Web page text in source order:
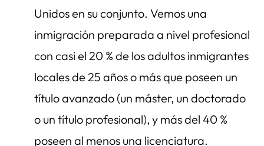
Unidos en su conjunto. Vemos una
inmigración preparada a nivel profesional
con casi el 20 % de los adultos inmigrantes
locales de 25 años o más que poseen un
título avanzado (un máster, un doctorado
o un título profesional), y más del 40 %
poseen al menos una licenciatura.